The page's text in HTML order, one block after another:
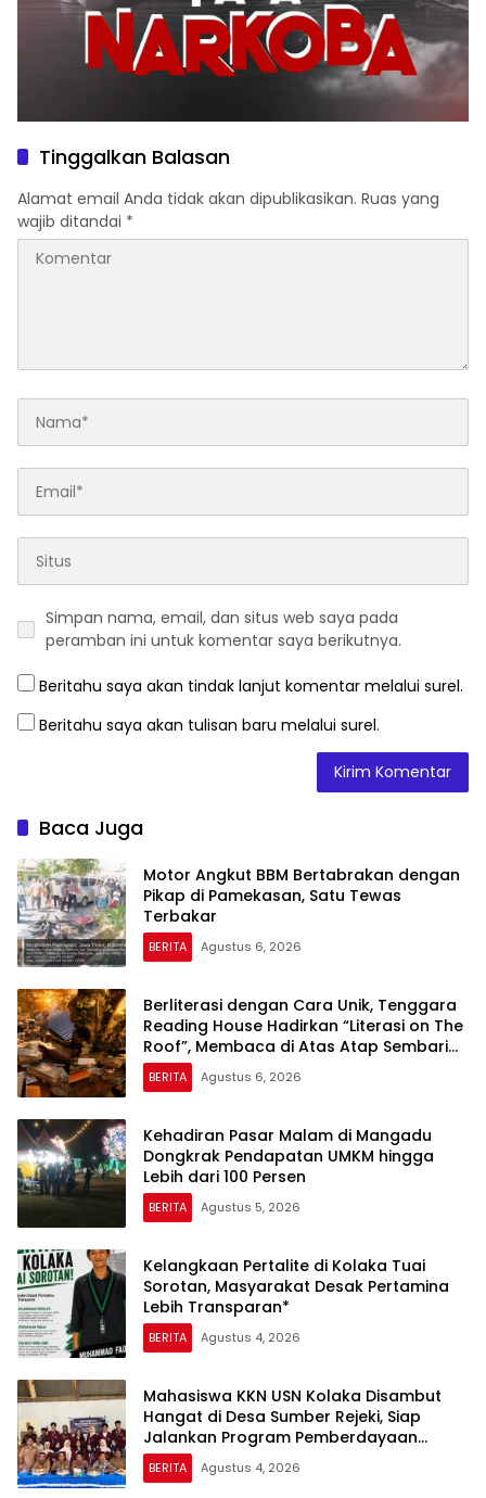
Tinggalkan Balasan
Alamat email Anda tidak akan dipublikasikan. Ruas yang
wajib ditandai *
Simpan nama, email, dan situs web saya pada
peramban ini untuk komentar saya berikutnya.
Beritahu saya akan tindak lanjut komentar melalui surel.
Beritahu saya akan tulisan baru melalui surel.
Baca Juga
Motor Angkut BBM Bertabrakan dengan
Pikap di Pamekasan, Satu Tewas
Terbakar
BERITA Agustus 6, 2026
Berliterasi dengan Cara Unik, Tenggara
Reading House Hadirkan “Literasi on The
Roof”, Membaca di Atas Atap Sembari
Menikmati Senja
BERITA Agustus 6, 2026
Kehadiran Pasar Malam di Mangadu
Dongkrak Pendapatan UMKM hingga
Lebih dari 100 Persen
BERITA Agustus 5, 2026
Kelangkaan Pertalite di Kolaka Tuai
Sorotan, Masyarakat Desak Pertamina
Lebih Transparan*
BERITA Agustus 4, 2026
Mahasiswa KKN USN Kolaka Disambut
Hangat di Desa Sumber Rejeki, Siap
Jalankan Program Pemberdayaan
Masyarakat
BERITA Agustus 4, 2026